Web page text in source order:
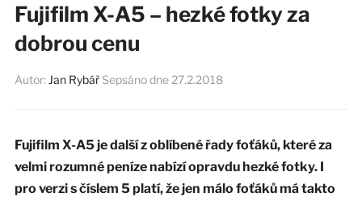
Fujifilm X-A5 – hezké fotky za
dobrou cenu
Autor: Jan Rybář Sepsáno dne 27.2.2018
Fujifilm X-A5 je další z oblíbené řady foťáků, které za
velmi rozumné peníze nabízí opravdu hezké fotky. I
pro verzi s číslem 5 platí, že jen málo foťáků má takto